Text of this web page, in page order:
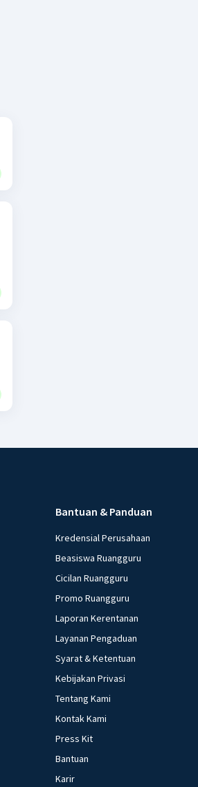
Bantuan & Panduan
Kredensial Perusahaan
Beasiswa Ruangguru
Cicilan Ruangguru
Promo Ruangguru
Laporan Kerentanan
Layanan Pengaduan
Syarat & Ketentuan
Kebijakan Privasi
Tentang Kami
Kontak Kami
Press Kit
Bantuan
Karir